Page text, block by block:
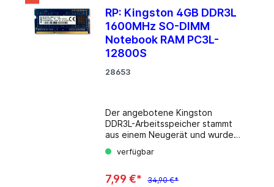
RP: Kingston 4GB DDR3L
1600MHz SO-DIMM
Notebook RAM PC3L-
12800S
28653
Der angebotene Kingston
DDR3L-Arbeitsspeicher stammt
aus einem Neugerät und wurde
fachgerecht entnommen. Das
regulären Betrieb genutzt und
verfügbar
7,99 €* 34,90 €*